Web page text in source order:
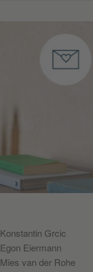
Konstantin Grcic
Egon Eiermann
Mies van der Rohe